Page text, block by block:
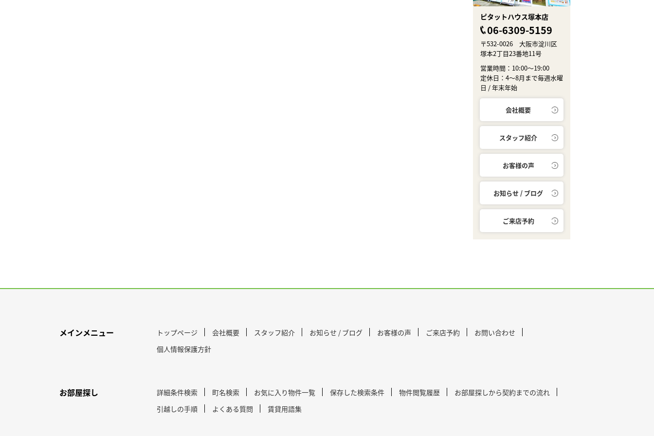
ピタットハウス塚本店
06-6309-5159
〒532-0026 大阪市淀川区
塚本2丁目23番地11号
営業時間：10:00～19:00
定休日：4～8月まで毎週水曜
日 / 年末年始
会社概要
スタッフ紹介
お客様の声
お知らせ / ブログ
ご来店予約
メインメニュー トップページ 会社概要 スタッフ紹介 お知らせ / ブログ お客様の声 ご来店予約
お問い合わせ
個人情報保護方針
お部屋探し 詳細条件検索 町名検索 お気に入り物件一覧 保存した検索条件 物件閲覧履歴
お部屋探しから契約までの流れ
引越しの手順
よくある質問 賃貸用語集